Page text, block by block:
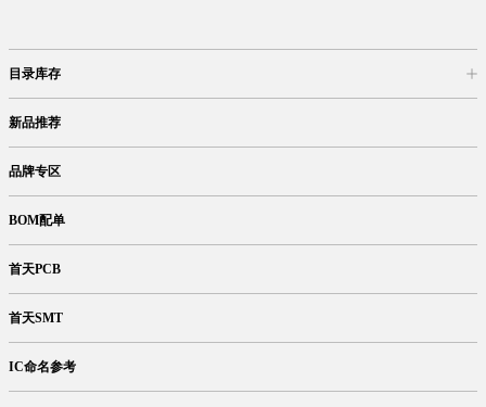
目录库存
新品推荐
品牌专区
BOM配单
首天PCB
首天SMT
IC命名参考